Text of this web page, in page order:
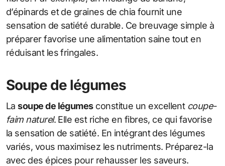
d’épinards et de graines de chia fournit une
sensation de satiété durable. Ce breuvage simple à
préparer favorise une alimentation saine tout en
réduisant les fringales.
Soupe de légumes
Lasoupe de légumesconstitue un excellent coupe-
faim naturel. Elle est riche en fibres, ce qui favorise
la sensation de satiété. En intégrant des légumes
variés, vous maximisez les nutriments. Préparez-la
avec des épices pour rehausser les saveurs.